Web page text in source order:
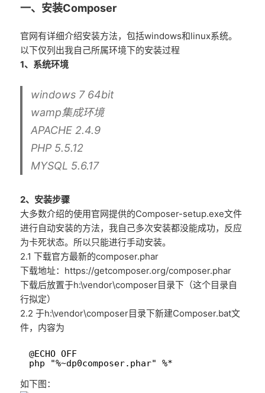
一、安装Composer
官网有详细介绍安装方法，包括windows和linux系统。
以下仅列出我自己所属环境下的安装过程
1、系统环境
windows 7 64bit
wamp集成环境
APACHE 2.4.9
PHP 5.5.12
MYSQL 5.6.17
2、安装步骤
大多数介绍的使用官网提供的Composer-setup.exe文件
进行自动安装的方法，我自己多次安装都没能成功，反应
为卡死状态。所以只能进行手动安装。
2.1 下载官方最新的composer.phar
下载地址：https://getcomposer.org/composer.phar
下载后放置于h:\vendor\composer目录下（这个目录自
行拟定）
2.2 于h:\vendor\composer目录下新建Composer.bat文
件，内容为
1
2
@ECHO OFF
php "%~dp0composer.phar" %*
如下图：